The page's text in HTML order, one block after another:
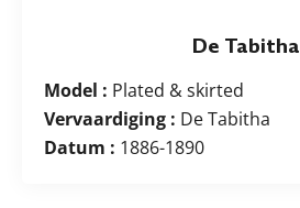
De Tabitha
Model : Plated & skirted
Vervaardiging : De Tabitha
Datum : 1886-1890